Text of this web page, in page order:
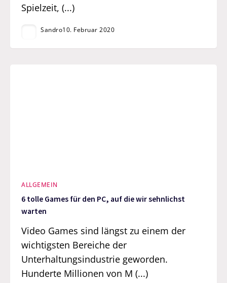
Spielzeit, (...)
Sandro10. Februar 2020
ALLGEMEIN
6 tolle Games für den PC, auf die wir sehnlichst
warten
Video Games sind längst zu einem der
wichtigsten Bereiche der
Unterhaltungsindustrie geworden.
Hunderte Millionen von M (...)